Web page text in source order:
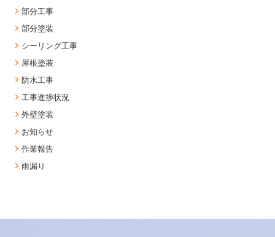
部分工事
部分塗装
シーリング工事
屋根塗装
防水工事
工事進捗状況
外壁塗装
お知らせ
作業報告
雨漏り